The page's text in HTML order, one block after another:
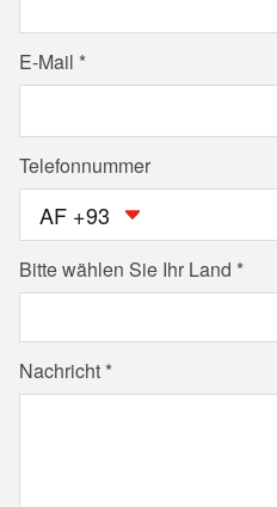
E-Mail
Telefonnummer
AF +93
Bitte wählen Sie Ihr Land
Nachricht